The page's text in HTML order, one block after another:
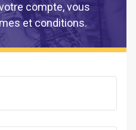
compte, vous
et conditions.